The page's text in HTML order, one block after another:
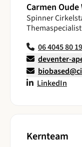
Carmen
Spinner
06 4045 80 19
deventer-
LinkedIn
Kernteam